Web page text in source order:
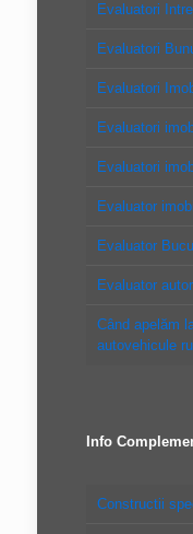
Evaluatori
Evaluatori
Evaluatori
Evaluatori
Evaluatori
Evaluator
Evaluator
Evaluator
Când apelăm
autovehicule
Info
Constructii